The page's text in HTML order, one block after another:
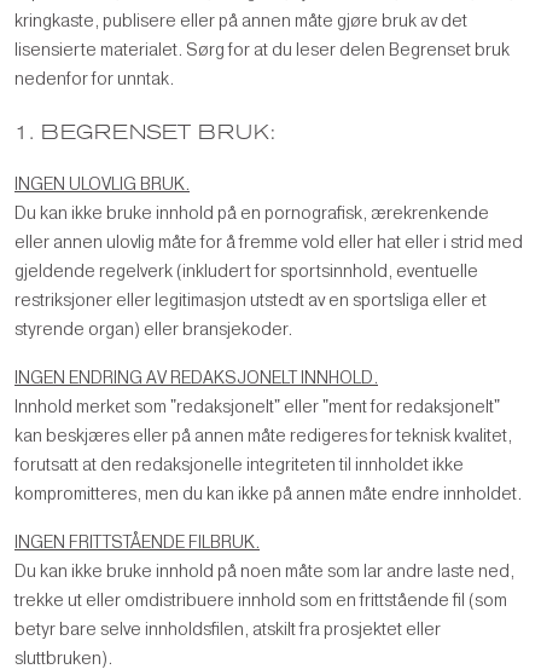
kringkaste, publisere eller på annen måte gjøre bruk av det
lisensierte materialet. Sørg for at du leser delen Begrenset bruk
nedenfor for unntak.
1. BEGRENSET BRUK:
INGEN ULOVLIG BRUK.
Du kan ikke bruke innhold på en pornografisk, ærekrenkende
eller annen ulovlig måte for å fremme vold eller hat eller i strid med
gjeldende regelverk (inkludert for sportsinnhold, eventuelle
restriksjoner eller legitimasjon utstedt av en sportsliga eller et
styrende organ) eller bransjekoder.
INGEN ENDRING AV REDAKSJONELT INNHOLD.
Innhold merket som "redaksjonelt" eller "ment for redaksjonelt"
kan beskjæres eller på annen måte redigeres for teknisk kvalitet,
forutsatt at den redaksjonelle integriteten til innholdet ikke
kompromitteres, men du kan ikke på annen måte endre innholdet.
INGEN FRITTSTÅENDE FILBRUK.
Du kan ikke bruke innhold på noen måte som lar andre laste ned,
trekke ut eller omdistribuere innhold som en frittstående fil (som
betyr bare selve innholdsfilen, atskilt fra prosjektet eller
sluttbruken).